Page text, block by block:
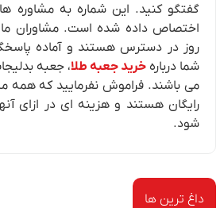
گفتگو کنید. این شماره به مشاوره
اختصاص داده شده است. مشاوران
روز در دسترس هستند و آماده
شما درباره خرید جعبه طلا، جعبه
می باشند. فراموش نفرمایید که همه
رایگان هستند و هزینه ای در ازای
شود.
داغ ترین ها